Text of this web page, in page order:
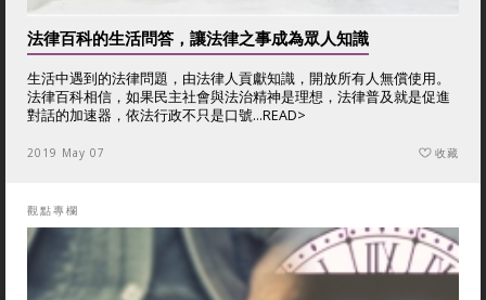
法律百科的生活問答，讓法律之事成為眾人知識
生活中遇到的法律問題，由法律人貢獻知識，開放所有人無償使用。
法律百科相信，如果民主社會與法治精神是理想，法律普及就是促進
對話的加速器，依法行政不只是口號...READ>
2019 May 07 收藏
觀點專欄